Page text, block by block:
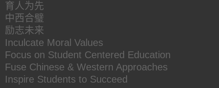
育人为先
中西合璧
励志未来
Inculcate Moral Values
Focus on Student Centered Education
Fuse Chinese & Western Approaches
Inspire Students to Succeed